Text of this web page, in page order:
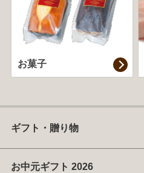
お菓子
ギフト・贈り物
お中元ギフト 2026